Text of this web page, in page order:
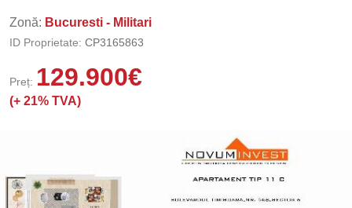
Zonă: Bucuresti - Militari
ID Proprietate: CP3165863
Preț: 129.900€
(+ 21% TVA)